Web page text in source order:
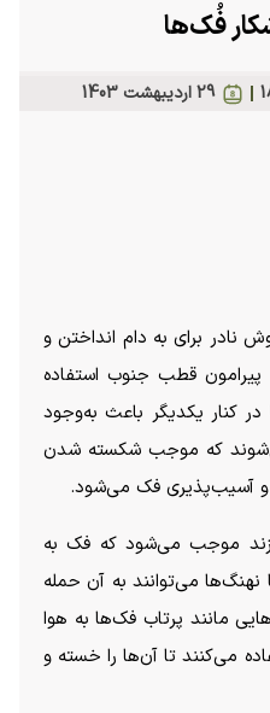
فُک‌ها
29 ارديبهشت 1403
نادر برای به دام انداختن و
قطب جنوب استفاده
کنار یکدیگر باعث به‌وجود
که موجب شکسته شدن
آسیب‌پذیری فک می‌شود.
موجب می‌شود که فک به
می‌توانند به آن حمله
مانند پرتاب فک‌ها به هوا
می‌کنند تا آن‌ها را خسته و